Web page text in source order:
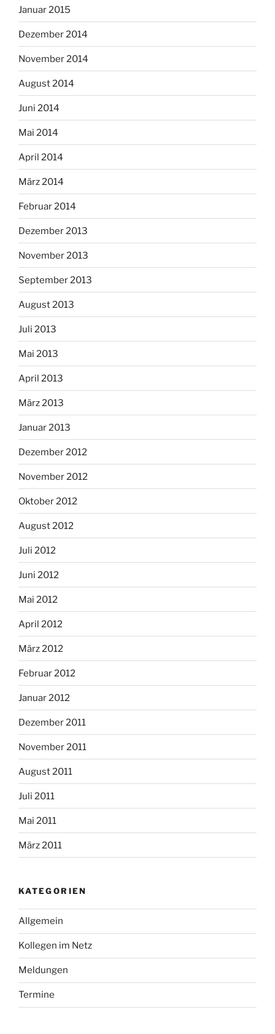
Januar 2015
Dezember 2014
November 2014
August 2014
Juni 2014
Mai 2014
April 2014
März 2014
Februar 2014
Dezember 2013
November 2013
September 2013
August 2013
Juli 2013
Mai 2013
April 2013
März 2013
Januar 2013
Dezember 2012
November 2012
Oktober 2012
August 2012
Juli 2012
Juni 2012
Mai 2012
April 2012
März 2012
Februar 2012
Januar 2012
Dezember 2011
November 2011
August 2011
Juli 2011
Mai 2011
März 2011
KATEGORIEN
Allgemein
Kollegen im Netz
Meldungen
Termine